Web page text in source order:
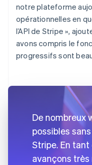
notre plateforme
opérationnelles en
l’API de Stripe »,
avons compris le
progressifs sont
De nombreux
possibles
Stripe. En tant
avançons